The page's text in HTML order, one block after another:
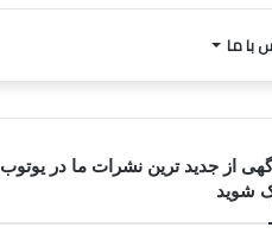
با ما
از جدید ترین نشرات ما در یوتوب
شوید